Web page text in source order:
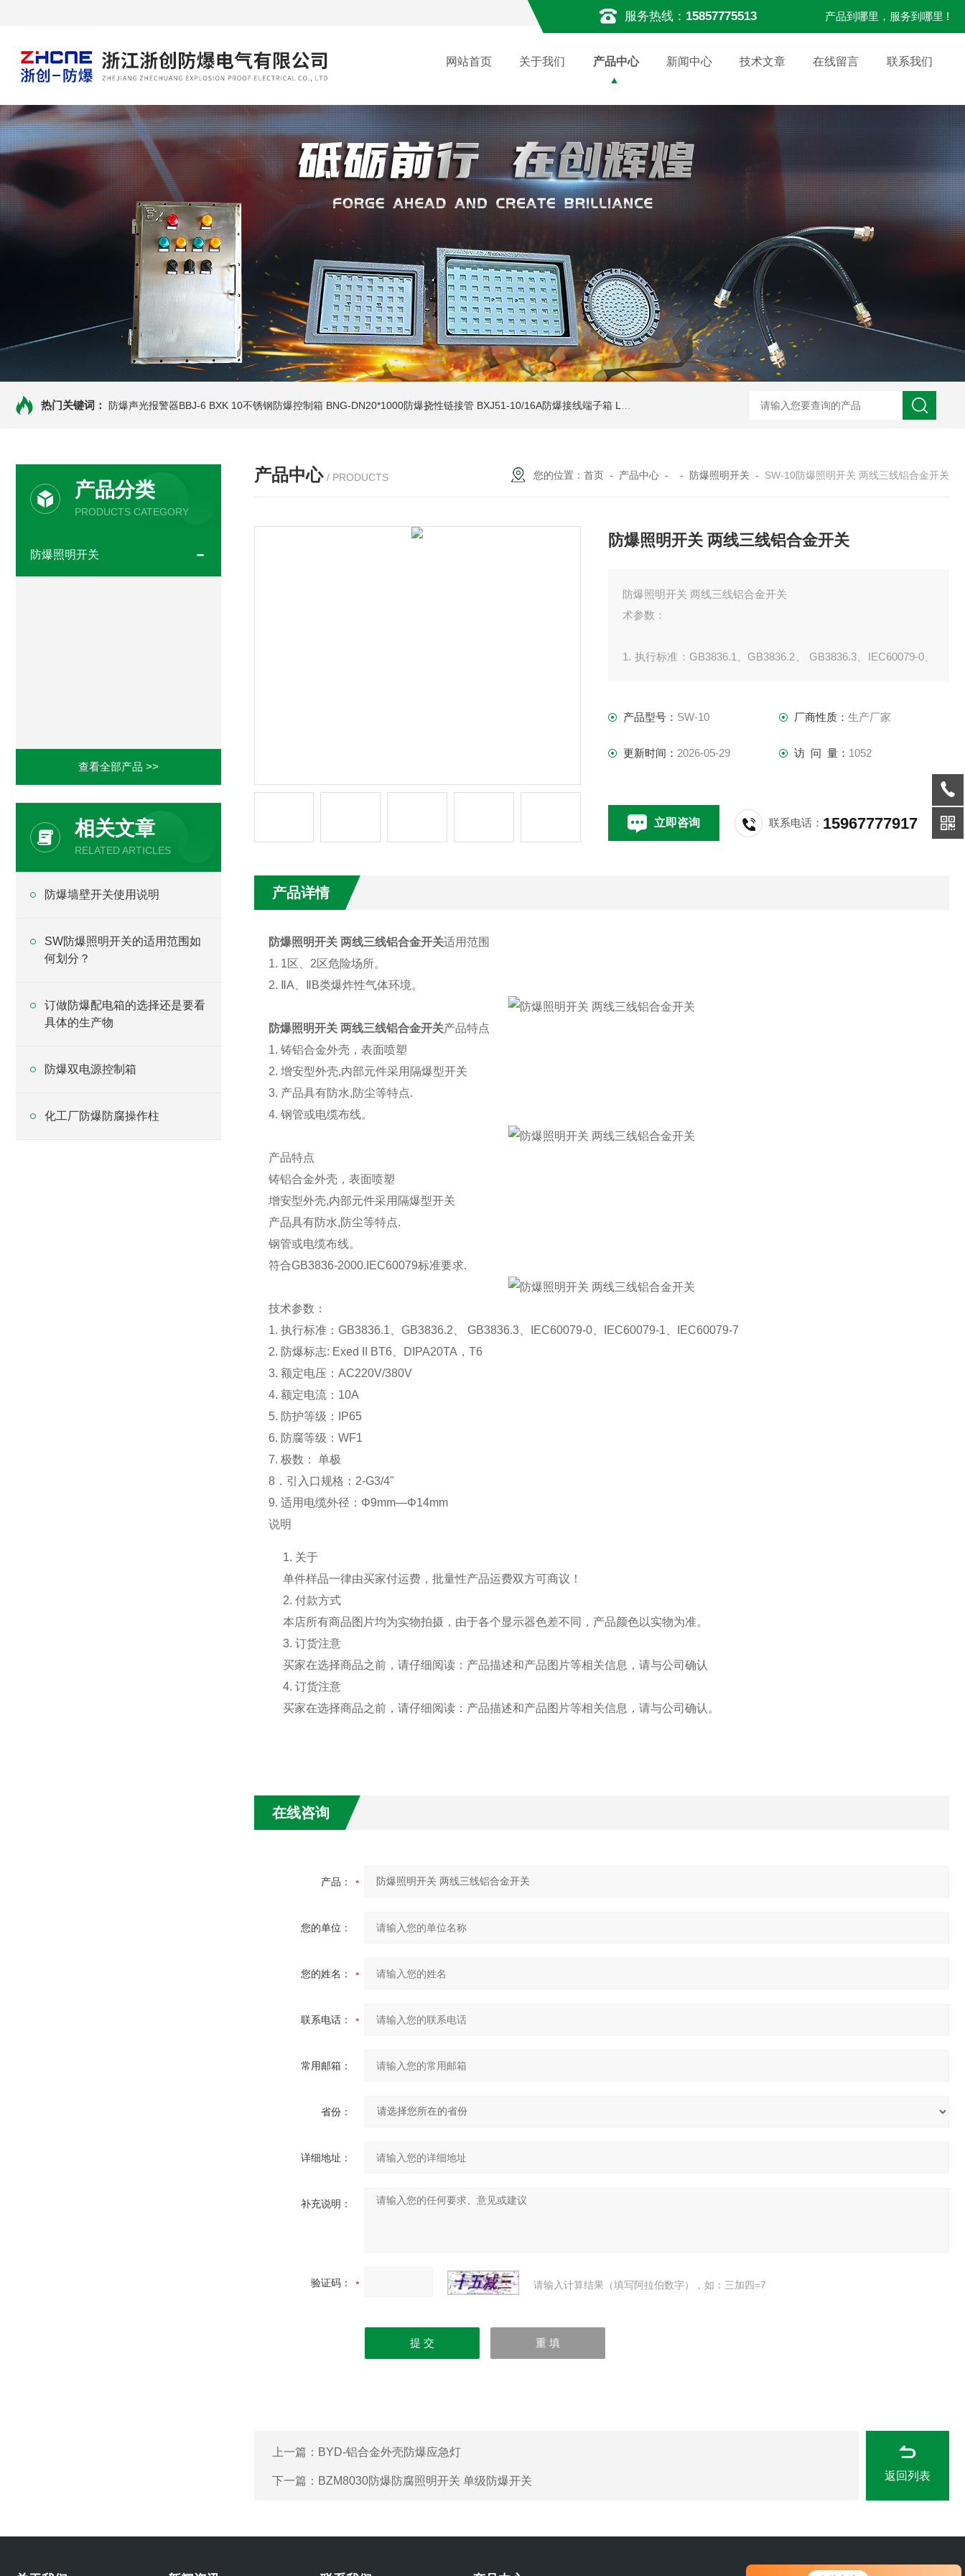
服务热线： 15857775513 产品到哪里，服务到哪里 !
网站首页 关于我们 产品中心 新闻中心 技术文章 在线留言 联系我们
热门关键词： 防爆声光报警器BBJ-6 BXK 10不锈钢防爆控制箱 BNG-DN20*1000防爆挠性链接管 BXJ51-10/16A防爆接线端子箱 LCZ-zcfb系列户外防雨挂墙式防爆操作柱 zcfb系列防爆（电磁启动）配电箱
产品分类
PRODUCTS CATEGORY
防爆照明开关
查看全部产品 >>
相关文章
RELATED ARTICLES
防爆墙壁开关使用说明
SW防爆照明开关的适用范围如
何划分？
订做防爆配电箱的选择还是要看
具体的生产物
防爆双电源控制箱
化工厂防爆防腐操作柱
产品中心 / PRODUCTS 您的位置： 首页 - 产品中心 - - 防爆照明开关 - SW-10防爆照明开关 两线三线铝合金开关
防爆照明开关 两线三线铝合金开关
防爆照明开关 两线三线铝合金开关
术参数：
1. 执行标准：GB3836.1、GB3836.2、 GB3836.3、IEC60079-0、
2. 防爆标志: Exed II BT6、DIPA20TA，T6
3. 额定电压：AC220V/380V
产品型号： SW-10 厂商性质： 生产厂家
更新时间： 2026-05-29 访 问 量： 1052
立即咨询 联系电话： 15967777917
产品详情
防爆照明开关 两线三线铝合金开关适用范围
1. 1区、2区危险场所。
2. ⅡA、ⅡB类爆炸性气体环境。
防爆照明开关 两线三线铝合金开关产品特点
1. 铸铝合金外壳，表面喷塑
2. 增安型外壳,内部元件采用隔爆型开关
3. 产品具有防水,防尘等特点.
4. 钢管或电缆布线。
产品特点
铸铝合金外壳，表面喷塑
增安型外壳,内部元件采用隔爆型开关
产品具有防水,防尘等特点.
钢管或电缆布线。
符合GB3836-2000.IEC60079标准要求.
技术参数：
1. 执行标准：GB3836.1、GB3836.2、 GB3836.3、IEC60079-0、IEC60079-1、IEC60079-7
2. 防爆标志: Exed II BT6、DIPA20TA，T6
3. 额定电压：AC220V/380V
4. 额定电流：10A
5. 防护等级：IP65
6. 防腐等级：WF1
7. 极数： 单极
8．引入口规格：2-G3/4"
9. 适用电缆外径：Φ9mm—Φ14mm
说明
1. 关于
单件样品一律由买家付运费，批量性产品运费双方可商议！
2. 付款方式
本店所有商品图片均为实物拍摄，由于各个显示器色差不同，产品颜色以实物为准。
3. 订货注意
买家在选择商品之前，请仔细阅读：产品描述和产品图片等相关信息，请与公司确认
4. 订货注意
买家在选择商品之前，请仔细阅读：产品描述和产品图片等相关信息，请与公司确认。
在线咨询
产品：
您的单位：
您的姓名：
联系电话：
常用邮箱：
省份：
详细地址：
补充说明：
验证码： 请输入计算结果（填写阿拉伯数字），如：三加四=7
上一篇： BYD-铝合金外壳防爆应急灯
下一篇： BZM8030防爆防腐照明开关 单级防爆开关 返回列表